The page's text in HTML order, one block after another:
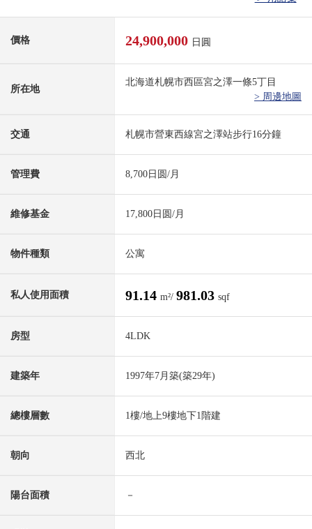
價格 24,900,000 日圓
所在地
北海道札幌市西區宮之澤一條5丁目
> 周邊地圖
交通 札幌市營東西線宮之澤站步行16分鐘
管理費 8,700日圆/月
維修基金 17,800日圆/月
物件種類 公寓
私人使用面積 91.14 m²/ 981.03 sqf
房型 4LDK
建築年 1997年7月築(築29年)
總樓層數 1樓/地上9樓地下1階建
朝向 西北
陽台面積 －